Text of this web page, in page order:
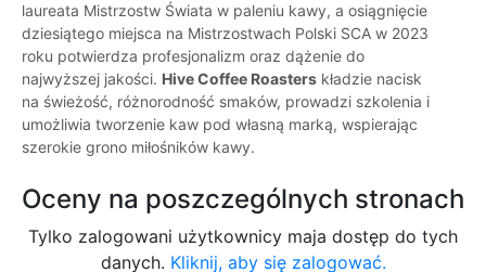
laureata Mistrzostw Świata w paleniu kawy, a osiągnięcie
dziesiątego miejsca na Mistrzostwach Polski SCA w 2023
roku potwierdza profesjonalizm oraz dążenie do
najwyższej jakości. Hive Coffee Roasters kładzie nacisk
na świeżość, różnorodność smaków, prowadzi szkolenia i
umożliwia tworzenie kaw pod własną marką, wspierając
szerokie grono miłośników kawy.
Oceny na poszczególnych stronach
Tylko zalogowani użytkownicy maja dostęp do tych
danych. Kliknij, aby się zalogować.